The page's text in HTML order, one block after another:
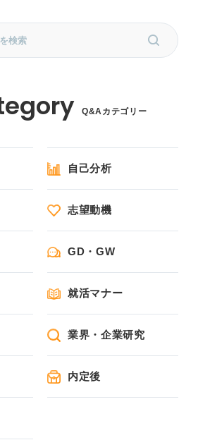
Q&Aカテゴリー
自己分析
志望動機
GD・GW
就活マナー
業界・企業研究
内定後